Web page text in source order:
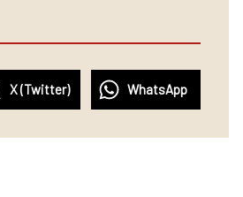
X (Twitter) WhatsApp